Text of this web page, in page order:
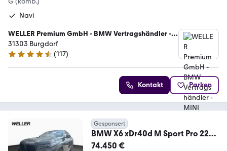
Navi
WELLER Premium GmbH - BMW Vertragshändler -
MINI Servicebetrieb
31303 Burgdorf
4.4 Sterne
(117)
Kontakt Parken
Gesponsert
BMW X6 xDr40d M Sport Pro 22"
ACC 360° H/K AHK Pano
74.450 €